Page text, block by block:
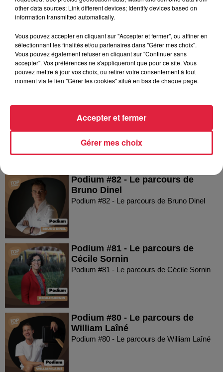
Dans la même série
Sacha Straub-Kahn
Podium #83 - Le parcours de Sacha Straub-
Kahn
Podium #82 - Le parcours de
Bruno Dinel
Podium #82 - Le parcours de Bruno Dinel
Podium #81 - Le parcours de
Cécile Sornin
Podium #81 - Le parcours de Cécile Sornin
Podium #80 - Le parcours de
William Laîné
Podium #80 - Le parcours de William Laîné
other data sources; Link different devices; Identify devices based on
information transmitted automatically.
Vous pouvez accepter en cliquant sur "Accepter et fermer", ou affiner en
sélectionnant les finalités et/ou partenaires dans "Gérer mes choix".
Vous pouvez également refuser en cliquant sur "Continuer sans
accepter". Vos préférences ne s'appliqueront que pour ce site. Vous
pouvez mettre à jour vos choix, ou retirer votre consentement à tout
moment via le lien "Gérer les cookies" situé en bas de chaque page.
Gérer mes choix
Accepter et fermer